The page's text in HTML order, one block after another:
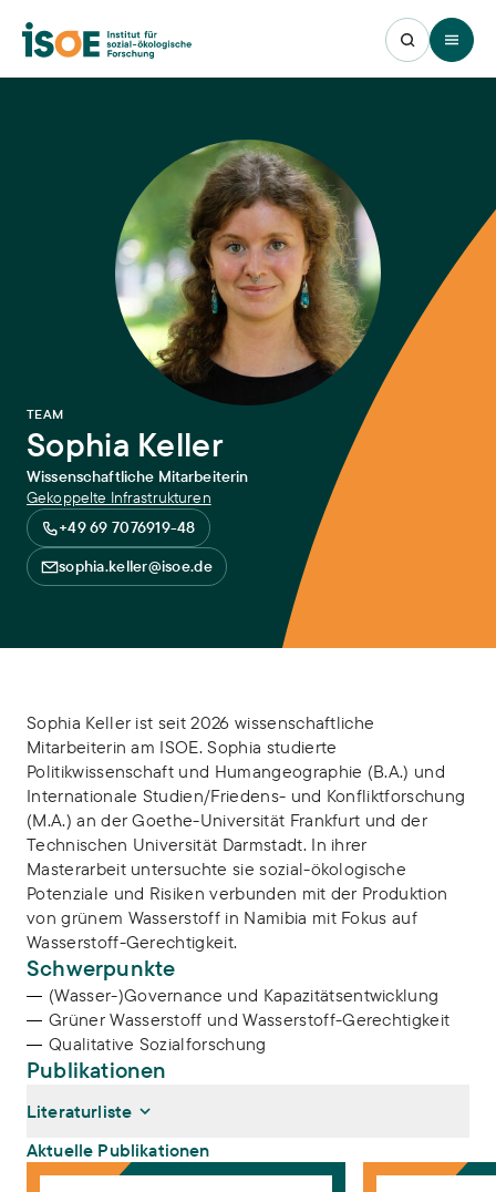
Open
TEAM
:
Sophia Keller
Wissenschaftliche Mitarbeiterin
Gekoppelte Infrastrukturen
+49 69 7076919-48
sophia.keller@isoe.de
Sophia Keller ist seit 2026 wissenschaftliche
Mitarbeiterin am ISOE. Sophia studierte
Politikwissenschaft und Humangeographie (B.A.) und
Internationale Studien/Friedens- und Konfliktforschung
(M.A.) an der Goethe-Universität Frankfurt und der
Technischen Universität Darmstadt. In ihrer
Masterarbeit untersuchte sie sozial-ökologische
Potenziale und Risiken verbunden mit der Produktion
von grünem Wasserstoff in Namibia mit Fokus auf
Wasserstoff-Gerechtigkeit.
Schwerpunkte
(Wasser-)Governance und Kapazitätsentwicklung
Grüner Wasserstoff und Wasserstoff-Gerechtigkeit
Qualitative Sozialforschung
Publikationen
Literaturliste
Aktuelle Publikationen
Pathways for a sustainable green hydrogen future in Namibia:
Transformation